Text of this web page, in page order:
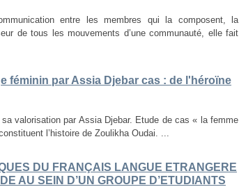
entre les membres qui la composent, la
de tous les mouvements d’une communauté, elle fait
féminin par Assia Djebar cas : de l'héroïne
valorisation par Assia Djebar. Etude de cas « la femme
l’histoire de Zoulikha Oudai. ...
DU FRANÇAIS LANGUE ETRANGERE
AU SEIN D’UN GROUPE D’ETUDIANTS